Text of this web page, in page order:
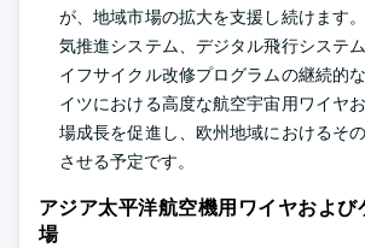
が、地域市場の拡大を支援し続けます
気推進システム、デジタル飛行システ
イフサイクル改修プログラムの継続的
イツにおける高度な航空宇宙用ワイヤ
場成長を促進し、欧州地域におけるそ
させる予定です。
アジア太平洋航空機用ワイヤおよび
場